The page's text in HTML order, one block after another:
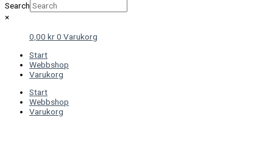
Search
×
0,00 kr0 Varukorg
Start
Webbshop
Varukorg
Start
Webbshop
Varukorg